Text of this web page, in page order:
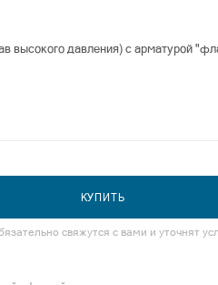
высокого давления) с арматурой
КУПИТЬ
свяжутся с вами и уточнят